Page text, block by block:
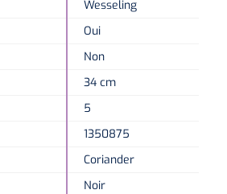
Wesseling
Oui
Non
34 cm
5
1350875
Coriander
Noir